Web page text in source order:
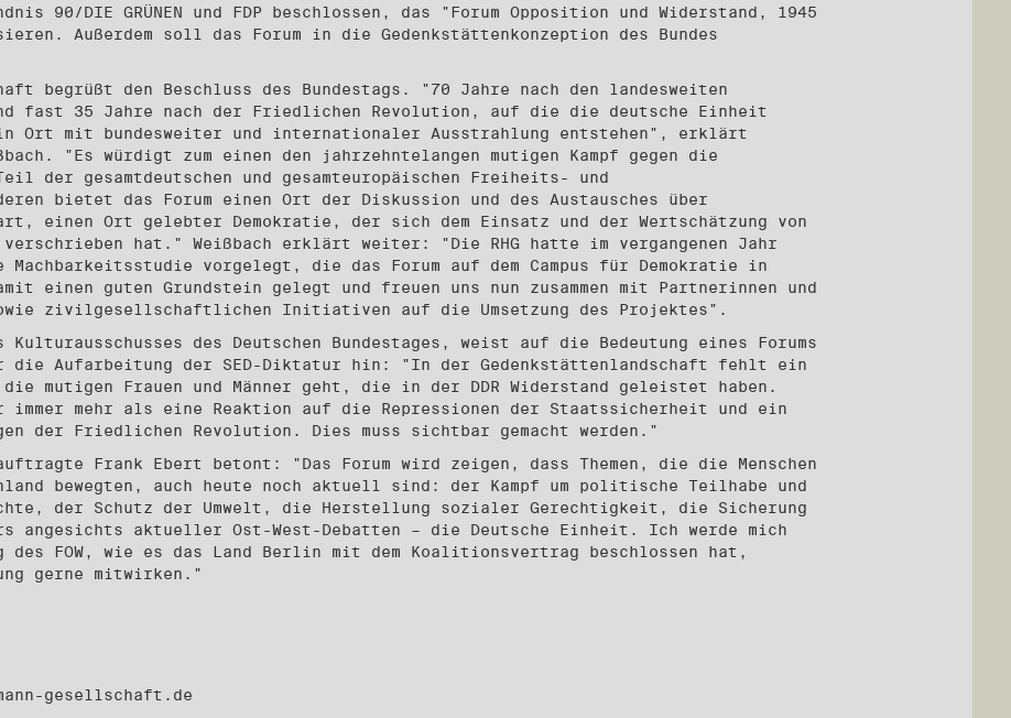
90/DIE GRÜNEN und FDP beschlossen, das "Forum Opposition und Widerstand, 1945
Außerdem soll das Forum in die Gedenkstättenkonzeption des Bundes
begrüßt den Beschluss des Bundestags. "70 Jahre nach den landesweiten
fast 35 Jahre nach der Friedlichen Revolution, auf die die deutsche Einheit
Ort mit bundesweiter und internationaler Ausstrahlung entstehen", erklärt
"Es würdigt zum einen den jahrzehntelangen mutigen Kampf gegen die
der gesamtdeutschen und gesamteuropäischen Freiheits- und
bietet das Forum einen Ort der Diskussion und des Austausches über
einen Ort gelebter Demokratie, der sich dem Einsatz und der Wertschätzung von
verschrieben hat." Weißbach erklärt weiter: "Die RHG hatte im vergangenen Jahr
vorgelegt, die das Forum auf dem Campus für Demokratie in
einen guten Grundstein gelegt und freuen uns nun zusammen mit Partnerinnen und
zivilgesellschaftlichen Initiativen auf die Umsetzung des Projektes".
des Deutschen Bundestages, weist auf die Bedeutung eines Forums
die Aufarbeitung der SED-Diktatur hin: "In der Gedenkstättenlandschaft fehlt ein
mutigen Frauen und Männer geht, die in der DDR Widerstand geleistet haben.
immer mehr als eine Reaktion auf die Repressionen der Staatssicherheit und ein
der Friedlichen Revolution. Dies muss sichtbar gemacht werden."
Frank Ebert betont: "Das Forum wird zeigen, dass Themen, die die Menschen
bewegten, auch heute noch aktuell sind: der Kampf um politische Teilhabe und
der Schutz der Umwelt, die Herstellung sozialer Gerechtigkeit, die Sicherung
angesichts aktueller Ost-West-Debatten – die Deutsche Einheit. Ich werde mich
FOW, wie es das Land Berlin mit dem Koalitionsvertrag beschlossen hat,
gerne mitwirken."
gesellschaft.de